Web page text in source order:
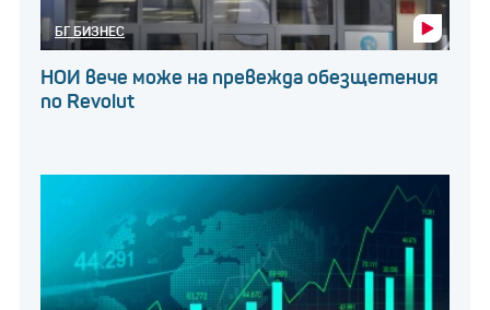
БГ БИЗНЕС
НОИ вече може на превежда обезщетения
по Revolut